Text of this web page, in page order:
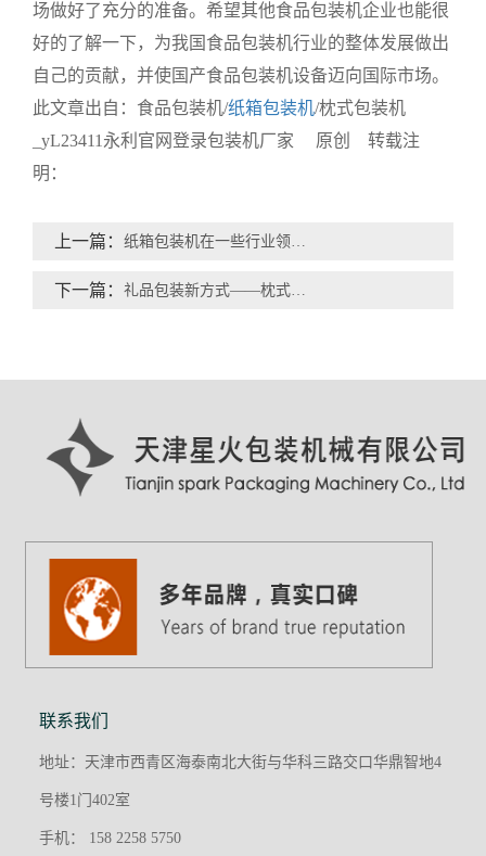
场做好了充分的准备。希望其他食品包装机企业也能很
好的了解一下，为我国食品包装机行业的整体发展做出
自己的贡献，并使国产食品包装机设备迈向国际市场。
此文章出自：食品包装机/纸箱包装机/枕式包装机
_yL23411永利官网登录包装机厂家 原创 转载注
明：
上一篇： 纸箱包装机在一些行业领域逐渐被收缩机取代
下一篇： 礼品包装新方式——枕式包装机带您无穷享受
联系我们
地址：天津市西青区海泰南北大街与华科三路交口华鼎智地4
号楼1门402室
手机： 158 2258 5750